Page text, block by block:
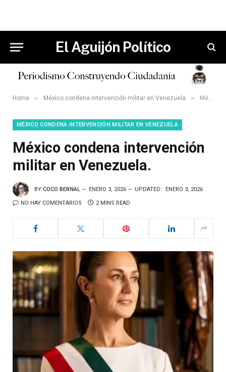
El Aguijón Político
Home » México condena intervención militar en Venezuela » México condena intervención militar en Venezuela.
MÉXICO CONDENA INTERVENCIÓN MILITAR EN VENEZUELA
México condena intervención
militar en Venezuela.
BY COCO BERNAL ENERO 3, 2026 UPDATED: ENERO 3, 2026
NO HAY COMENTARIOS 2 MINS READ